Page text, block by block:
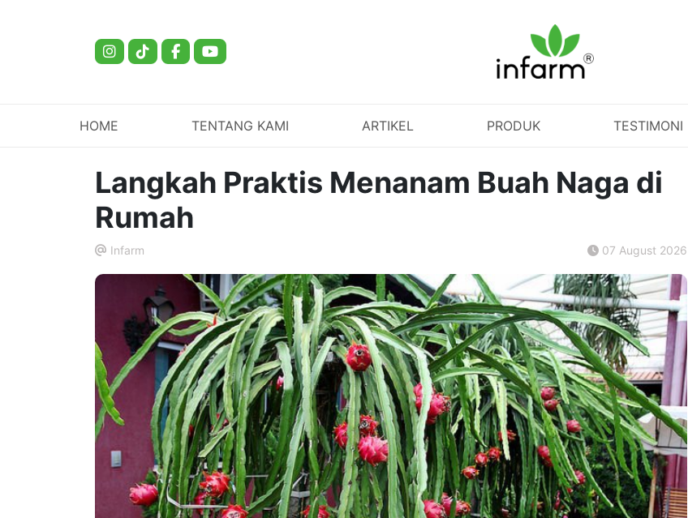
HOME TENTANG KAMI ARTIKEL PRODUK TESTIMONI
Langkah Praktis Menanam Buah Naga di
Rumah
Infarm 07 August 2026